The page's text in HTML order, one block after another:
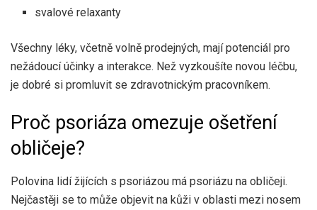
svalové relaxanty
Všechny léky, včetně volně prodejných, mají potenciál pro
nežádoucí účinky a interakce. Než vyzkoušíte novou léčbu,
je dobré si promluvit se zdravotnickým pracovníkem.
Proč psoriáza omezuje ošetření
obličeje?
Polovina lidí žijících s psoriázou má psoriázu na obličeji.
Nejčastěji se to může objevit na kůži v oblasti mezi nosem